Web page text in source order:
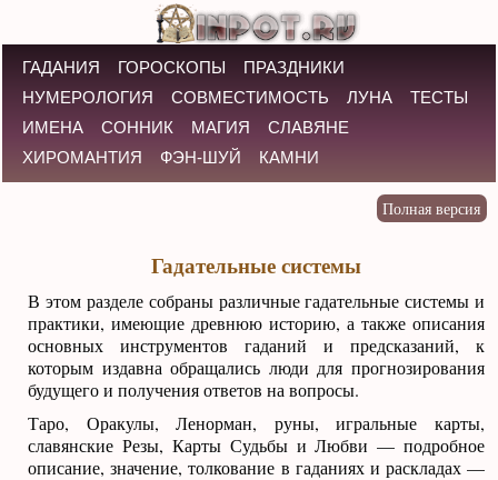
ГАДАНИЯ ГОРОСКОПЫ
ПРАЗДНИКИ
НУМЕРОЛОГИЯ
СОВМЕСТИМОСТЬ ЛУНА
ТЕСТЫ
ИМЕНА
СОННИК МАГИЯ
СЛАВЯНЕ
ХИРОМАНТИЯ
ФЭН-ШУЙ КАМНИ
Гадательные системы
В этом разделе собраны различные гадательные системы и
практики, имеющие древнюю историю, а также описания
основных инструментов гаданий и предсказаний, к
которым издавна обращались люди для прогнозирования
будущего и получения ответов на вопросы.
Таро, Оракулы, Ленорман, руны, игральные карты,
славянские Резы, Карты Судьбы и Любви — подробное
описание, значение, толкование в гаданиях и раскладах —